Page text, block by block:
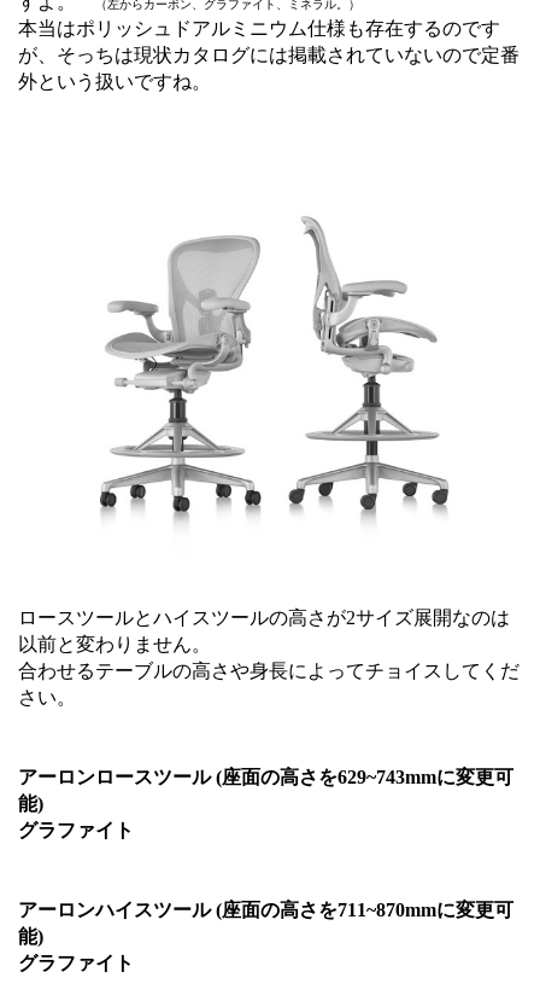
（左からカーボン、グラファイト、ミネラル。）
本当はポリッシュドアルミニウム仕様も存在するのです
が、そっちは現状カタログには掲載されていないので定番
外という扱いですね。
ロースツールとハイスツールの高さが2サイズ展開なのは
以前と変わりません。
合わせるテーブルの高さや身長によってチョイスしてくだ
さい。
アーロンロースツール (座面の高さを629~743mmに変更可
能)
グラファイト
アーロンハイスツール (座面の高さを711~870mmに変更可
能)
グラファイト